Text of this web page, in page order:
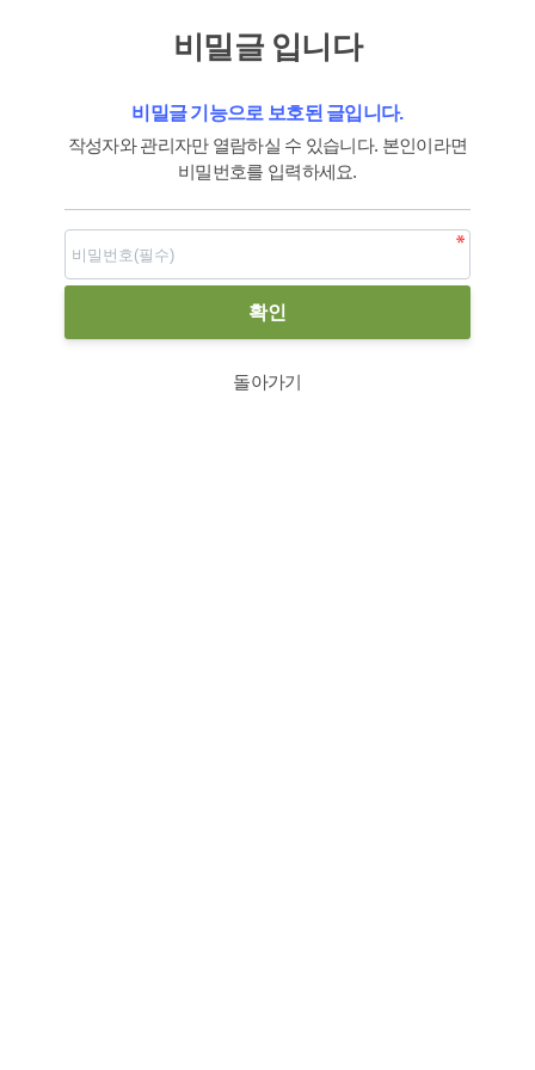
비밀글 입니다
비밀글 기능으로 보호된 글입니다.
작성자와 관리자만 열람하실 수 있습니다. 본인이라면
비밀번호를 입력하세요.
돌아가기